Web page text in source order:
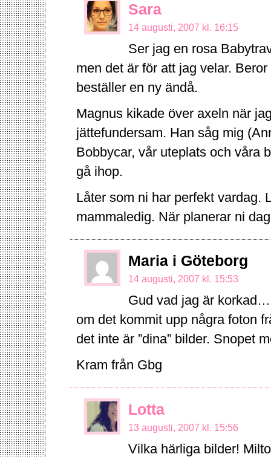
Sara
14 augusti, 2007 kl. 16:15
Ser jag en rosa
men det är för att jag velar.
beställer en ny ändå.
Magnus kikade över axeln när
jättefundersam. Han såg mig
Bobbycar, vår uteplats och våra
gå ihop.
Låter som ni har perfekt vardag.
mammaledig. När planerar ni
Maria i Göteborg
14 augusti, 2007 kl. 15:53
Gud vad jag är
om det kommit upp några foton
det inte är ”dina” bilder. Snopet
Kram från Gbg
Lotta
13 augusti, 2007 kl. 15:56
Vilka härliga bilder!